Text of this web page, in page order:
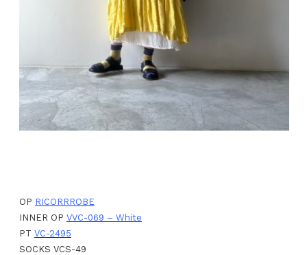
OP RICORRROBE
INNER OP VVC-069 – White
PT VC-2495
SOCKS VCS-49